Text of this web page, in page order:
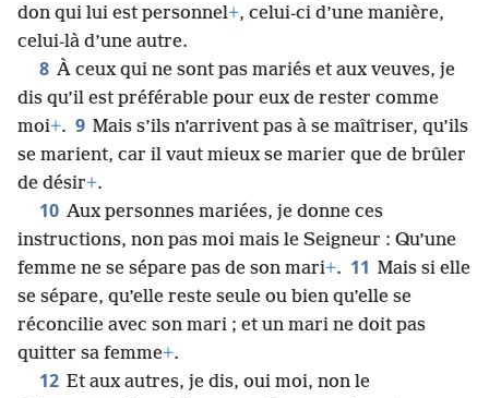
don qui lui est personnel+, celui-ci d’une manière,
celui-là d’une autre.
8 À ceux qui ne sont pas mariés et aux veuves, je
dis qu’il est préférable pour eux de rester comme
moi+. 9 Mais s’ils n’arrivent pas à se maîtriser, qu’ils
se marient, car il vaut mieux se marier que de brûler
de désir+.
10 Aux personnes mariées, je donne ces
instructions, non pas moi mais le Seigneur : Qu’une
femme ne se sépare pas de son mari+. 11 Mais si elle
se sépare, qu’elle reste seule ou bien qu’elle se
réconcilie avec son mari ; et un mari ne doit pas
quitter sa femme+.
12 Et aux autres, je dis, oui moi, non le